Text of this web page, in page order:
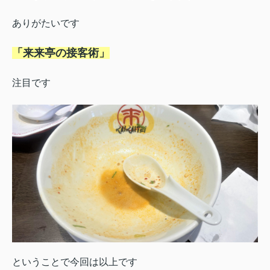
ありがたいです
「来来亭の接客術」
注目です
ということで今回は以上です